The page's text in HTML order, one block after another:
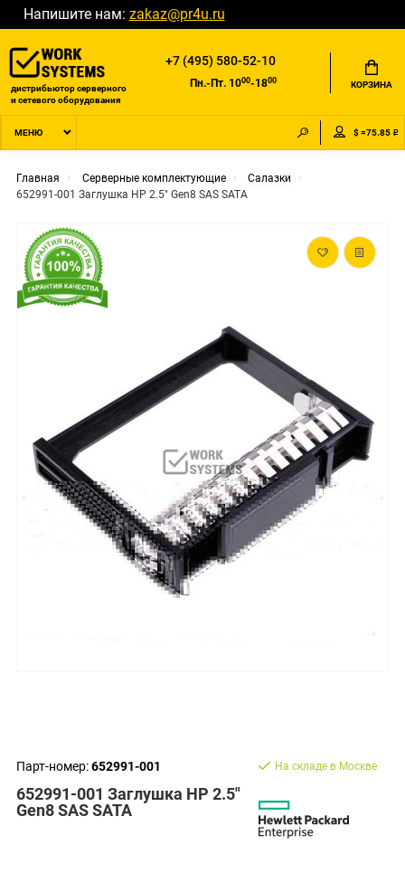
Напишите нам: zakaz@pr4u.ru
дистрибьютор серверного
и сетевого оборудования
+7 (495) 580-52-10
Пн.-Пт. 1000-1800 КОРЗИНА
МЕНЮ $ =75.85 ₽
Главная Серверные комплектующие
Салазки
652991-001 Заглушка HP 2.5" Gen8 SAS SATA
Парт-номер:652991-001
652991-001 Заглушка HP 2.5"
Gen8 SAS SATA
На складе в Москве